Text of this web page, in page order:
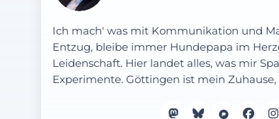
Ich mach' was mit Kommunikation und
Entzug, bleibe immer Hundepapa im
Leidenschaft. Hier landet alles, was mir
Experimente. Göttingen ist mein